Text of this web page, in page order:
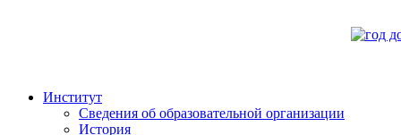
Институт
Сведения об образовательной организации
История